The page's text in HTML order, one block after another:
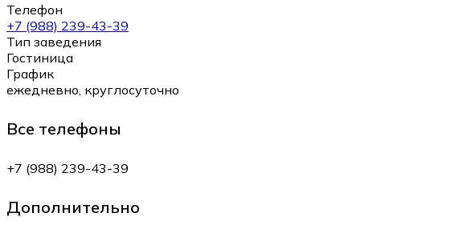
Телефон
+7 (988) 239-43-39
Тип заведения
Гостиница
График
ежедневно, круглосуточно
Все телефоны
+7 (988) 239-43-39
Дополнительно